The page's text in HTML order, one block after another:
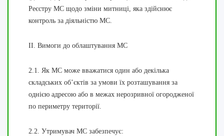
Реєстру МС щодо зміни митниці, яка здійснює
контроль за діяльністю МС.
ІІ. Вимоги до облаштування МС
2.1. Як МС може вважатися один або декілька
складських об’єктів за умови їх розташування за
однією адресою або в межах нерозривної огородженої
по периметру території.
2.2. Утримувач МС забезпечує: